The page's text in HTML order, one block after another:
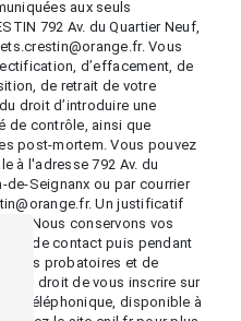
aux seuls
792 Av. du Quartier Neuf,
Vous
d’effacement, de
de retrait de votre
droit d’introduire une
de contrôle, ainsi que
post-mortem. Vous pouvez
à l'adresse 792 Av. du
de-Seignanx ou par courrier
Un justificatif
Nous conservons vos
de contact puis pendant
fins probatoires et de
le droit de vous inscrire sur
téléphonique, disponible à